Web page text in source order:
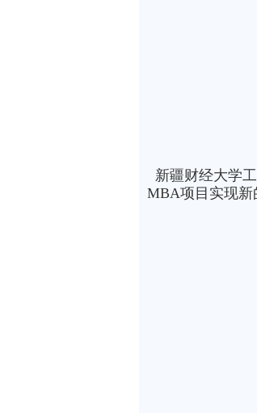
新疆财经大学
MBA项目实现新